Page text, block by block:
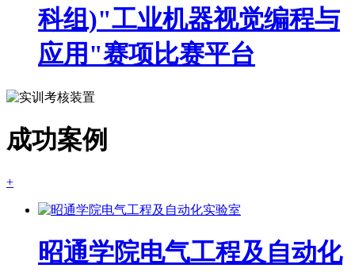
科组)"工业机器视觉编程与
应用"赛项比赛平台
成功案例
+
昭通学院电气工程及自动化